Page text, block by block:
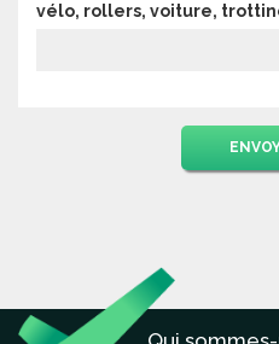
vélo, rollers, voiture,